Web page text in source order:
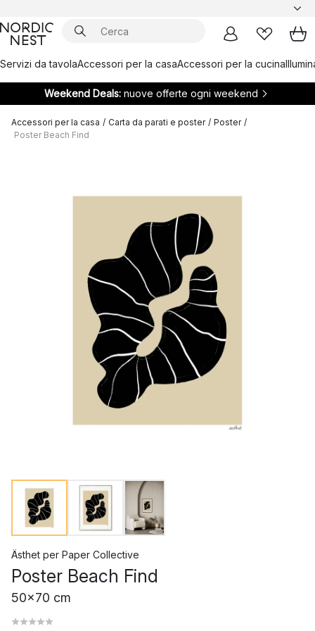
Servizi da tavolaAccessori per la casaAccessori per la cucina
Weekend Deals: nuove offerte ogni weekend
Accessori per la casa / Carta da parati e poster / Poster /
Poster Beach Find
Ästhet per Paper Collective
Poster Beach Find
50x70 cm